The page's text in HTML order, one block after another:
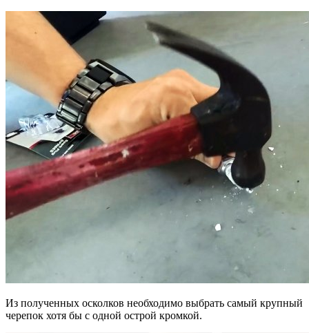
Из полученных осколков необходимо выбрать самый крупный
черепок хотя бы с одной острой кромкой.